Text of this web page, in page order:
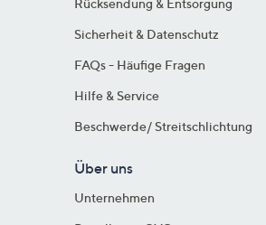
Sicherheit & Datenschutz
FAQs - Häufige Fragen
Hilfe & Service
Beschwerde/ Streitschlichtung
Über uns
Unternehmen